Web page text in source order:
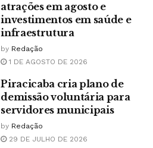
atrações em agosto e
investimentos em saúde e
infraestrutura
by Redação
1 DE AGOSTO DE 2026
Piracicaba cria plano de
demissão voluntária para
servidores municipais
by Redação
29 DE JULHO DE 2026